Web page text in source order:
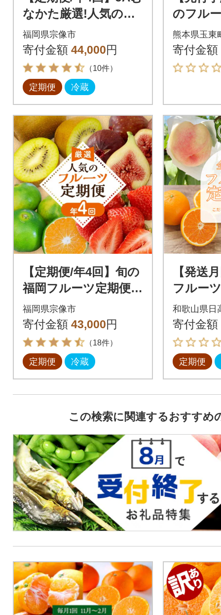
なかた厳選!人気のフ
ルーツ定期便【ほた
るの里】_HB0140
福岡県宗像市
寄付金額 44,000円
（10件）
定期便 冷蔵
のフル
かん 柿
《9月下
出荷》
熊本県玉東
寄付金額
【定期便/年4回】旬の
福岡フルーツ定期便
【ほたるの里】_HB0
087
福岡県宗像市
寄付金額 43,000円
（18件）
定期便 冷蔵
【発送
フルー
に自信
りこだ
品!全3回
和歌山県日
寄付金額
定期便
この検索に関連するおすすめ